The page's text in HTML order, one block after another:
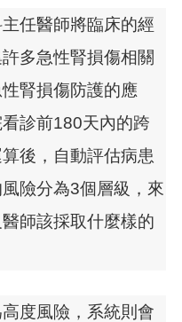
任醫師將臨床的經
多急性腎損傷相關
腎損傷防護的應
診前180天內的跨
後，自動評估病患
險分為3個層級，來
師該採取什麼樣的
度風險，系統則會